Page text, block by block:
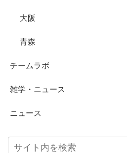
大阪
青森
チームラボ
雑学・ニュース
ニュース